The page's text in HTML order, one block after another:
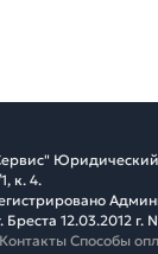
Юридический
к. 4.
Бреста 12.03.2012
Контакты Способы